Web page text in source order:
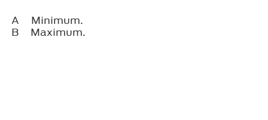
A
Minimum.
B
Maximum.